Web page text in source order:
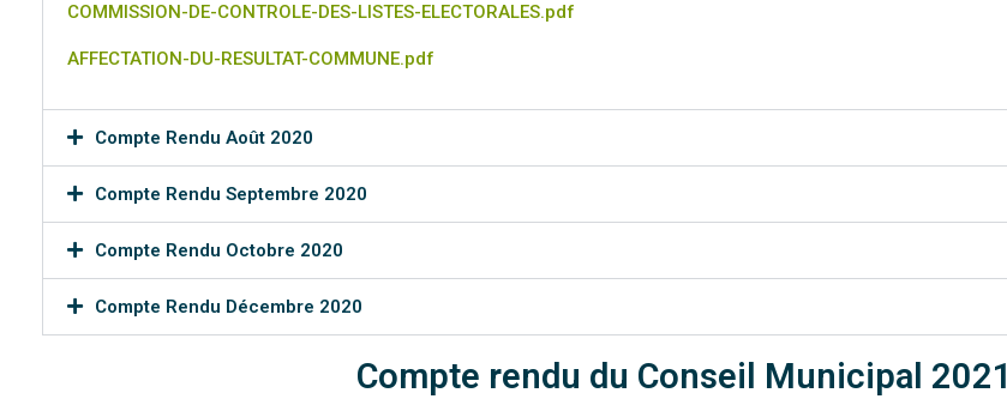
COMMISSION-DE-CONTROLE-DES-LISTES-ELECTORALES.pdf
AFFECTATION-DU-RESULTAT-COMMUNE.pdf
Compte Rendu Août 2020
Compte Rendu Septembre 2020
Compte Rendu Octobre 2020
Compte Rendu Décembre 2020
Compte rendu du Conseil Municipal 2021